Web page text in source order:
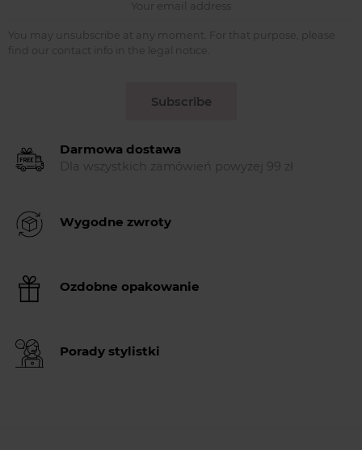
You may unsubscribe at any moment. For that purpose, please
find our contact info in the legal notice.
Subscribe
Darmowa dostawa
Dla wszystkich zamówień powyżej 99 zł
Wygodne zwroty
Ozdobne opakowanie
Porady stylistki